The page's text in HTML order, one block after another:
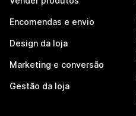
Encomendas e envio
Design da loja
Marketing e conversão
Gestão da loja